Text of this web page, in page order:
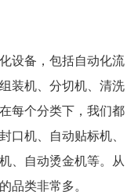
设备，包括自动化流
装机、分切机、清洗
每个分类下，我们都
口机、自动贴标机、
、自动烫金机等。从
品类非常多。